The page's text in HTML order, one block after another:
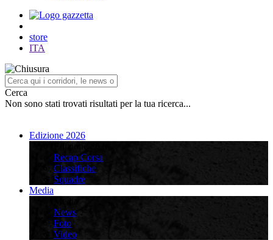
store
ITA
Cerca
Non sono stati trovati risultati per la tua ricerca...
Edizione 2026
Recap Corsa
Classifiche
Squadre
Media
News
Foto
Video